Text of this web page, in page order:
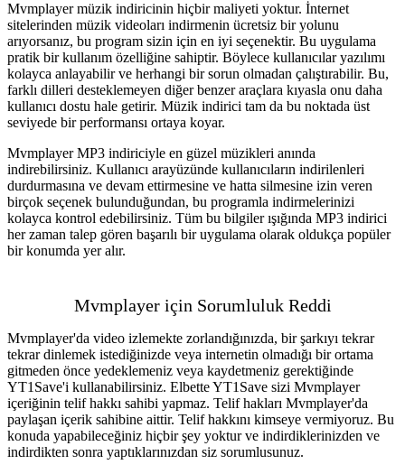
Mvmplayer müzik indiricinin hiçbir maliyeti yoktur. İnternet
sitelerinden müzik videoları indirmenin ücretsiz bir yolunu
arıyorsanız, bu program sizin için en iyi seçenektir. Bu uygulama
pratik bir kullanım özelliğine sahiptir. Böylece kullanıcılar yazılımı
kolayca anlayabilir ve herhangi bir sorun olmadan çalıştırabilir. Bu,
farklı dilleri desteklemeyen diğer benzer araçlara kıyasla onu daha
kullanıcı dostu hale getirir. Müzik indirici tam da bu noktada üst
seviyede bir performansı ortaya koyar.
Mvmplayer MP3 indiriciyle en güzel müzikleri anında
indirebilirsiniz. Kullanıcı arayüzünde kullanıcıların indirilenleri
durdurmasına ve devam ettirmesine ve hatta silmesine izin veren
birçok seçenek bulunduğundan, bu programla indirmelerinizi
kolayca kontrol edebilirsiniz. Tüm bu bilgiler ışığında MP3 indirici
her zaman talep gören başarılı bir uygulama olarak oldukça popüler
bir konumda yer alır.
Mvmplayer için Sorumluluk Reddi
Mvmplayer'da video izlemekte zorlandığınızda, bir şarkıyı tekrar
tekrar dinlemek istediğinizde veya internetin olmadığı bir ortama
gitmeden önce yedeklemeniz veya kaydetmeniz gerektiğinde
YT1Save'i kullanabilirsiniz. Elbette YT1Save sizi Mvmplayer
içeriğinin telif hakkı sahibi yapmaz. Telif hakları Mvmplayer'da
paylaşan içerik sahibine aittir. Telif hakkını kimseye vermiyoruz. Bu
konuda yapabileceğiniz hiçbir şey yoktur ve indirdiklerinizden ve
indirdikten sonra yaptıklarınızdan siz sorumlusunuz.